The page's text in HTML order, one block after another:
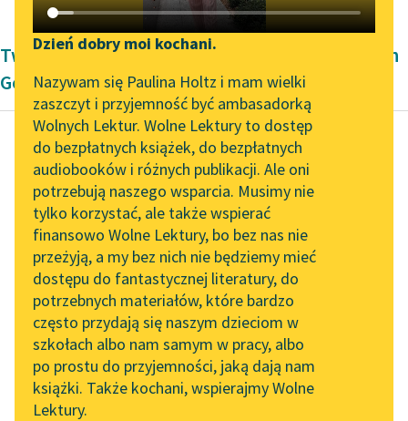
Katalog DAISY
Podkasty o książkach
Zgłoś brak utworu
Aktualności
„Prokurator Alicja Horn”
do słuchania
Byliśmy częścią AI Impact
Lab
Zapraszamy na spotkanie
online z tłumaczkami
literatury skandynawskiej
Spotkanie z Katarzyną
Tunkiel w Oslo
102. lata temu zmarł
Joseph Conrad
Narzędzia
Mapa Wolnych Lektur
Leśmianator
Przewodnik dla piszących i
czytających
API
OAI-PMH
Widget Wolnych Lektur
Przypisy
Dzień dobry moi kochani.
Nazywam się Paulina Holtz i mam wielki
zaszczyt i przyjemność być ambasadorką
Wolnych Lektur. Wolne Lektury to dostęp
do bezpłatnych książek, do bezpłatnych
audiobooków i różnych publikacji. Ale oni
potrzebują naszego wsparcia. Musimy nie
tylko korzystać, ale także wspierać
finansowo Wolne Lektury, bo bez nas nie
przeżyją, a my bez nich nie będziemy mieć
dostępu do fantastycznej literatury, do
potrzebnych materiałów, które bardzo
często przydają się naszym dzieciom w
szkołach albo nam samym w pracy, albo
po prostu do przyjemności, jaką dają nam
książki. Także kochani, wspierajmy Wolne
Lektury.
Twórczość Romantyzm Johanna Wolfganga von
Goethe'go
Johann Wolfgang von
Goethe
Cierpienia
młodego Wertera
Daremnie wyciągam ku
niej ramiona rankiem,
kiedy budzę się z
gnębiących, przykrych
marzeń, daremnie